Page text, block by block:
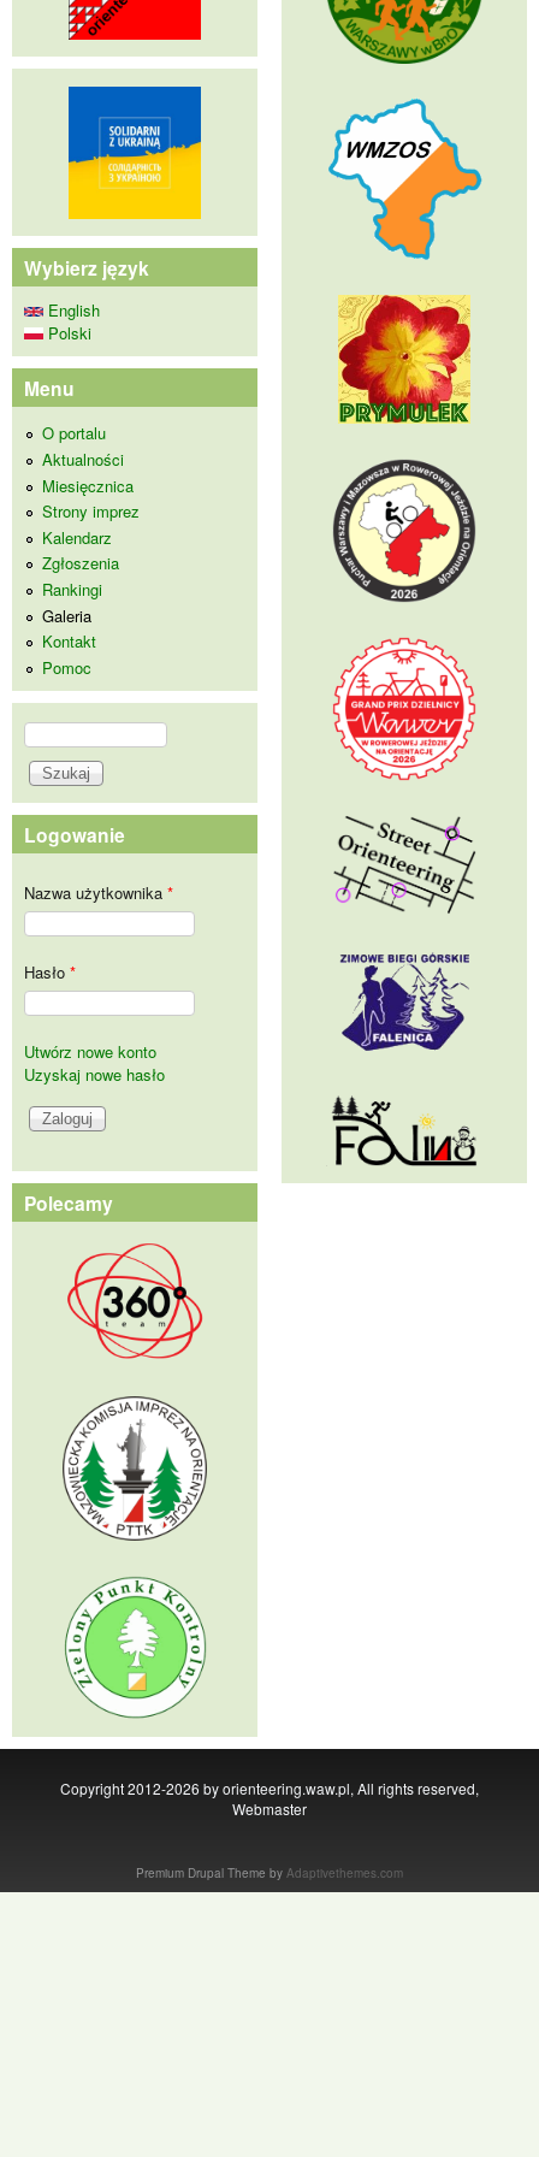
Wybierz język
English
Polski
Menu
O portalu
Aktualności
Miesięcznica
Strony imprez
Kalendarz
Zgłoszenia
Rankingi
Galeria
Kontakt
Pomoc
Formularz wyszukiwania
Szukaj
Logowanie
Nazwa użytkownika *
Hasło *
Utwórz nowe konto
Uzyskaj nowe hasło
Polecamy
Copyright 2012-2026 by orienteering.waw.pl, All rights reserved,
Webmaster
Premium Drupal Theme by Adaptivethemes.com